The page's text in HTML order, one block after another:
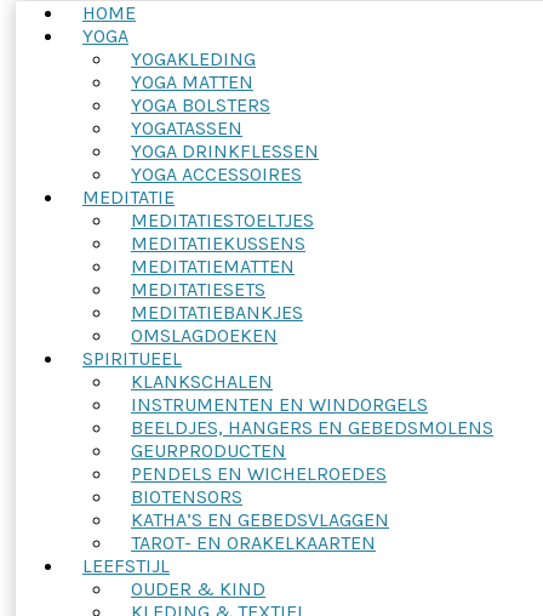
HOME
YOGA
YOGAKLEDING
YOGA MATTEN
YOGA BOLSTERS
YOGATASSEN
YOGA DRINKFLESSEN
YOGA ACCESSOIRES
MEDITATIE
MEDITATIESTOELTJES
MEDITATIEKUSSENS
MEDITATIEMATTEN
MEDITATIESETS
MEDITATIEBANKJES
OMSLAGDOEKEN
SPIRITUEEL
KLANKSCHALEN
INSTRUMENTEN EN WINDORGELS
BEELDJES, HANGERS EN GEBEDSMOLENS
GEURPRODUCTEN
PENDELS EN WICHELROEDES
BIOTENSORS
KATHA’S EN GEBEDSVLAGGEN
TAROT- EN ORAKELKAARTEN
LEEFSTIJL
OUDER & KIND